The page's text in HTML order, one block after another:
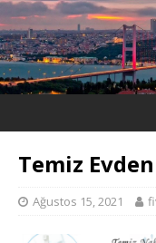
Temiz
Ağustos 15, 2021